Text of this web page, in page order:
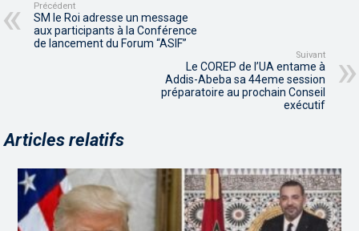
Précédent
SM le Roi adresse un message
aux participants à la Conférence
de lancement du Forum “ASIF”
Suivant
Le COREP de l’UA entame à
Addis-Abeba sa 44eme session
préparatoire au prochain Conseil
exécutif
Articles relatifs